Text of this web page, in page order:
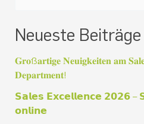
c
h
e
n
n
Neueste Beiträge
𝐆𝐫𝐨ß𝐚𝐫𝐭𝐢𝐠𝐞 𝐍𝐞𝐮𝐢𝐠𝐤𝐞𝐢𝐭𝐞𝐧 𝐚𝐦
𝐃𝐞𝐩𝐚𝐫𝐭𝐦𝐞𝐧𝐭!
𝗦𝗮𝗹𝗲𝘀 𝗘𝘅𝗰𝗲𝗹𝗹𝗲𝗻𝗰𝗲 𝟮𝟬𝟮𝟲 –
𝗼𝗻𝗹𝗶𝗻𝗲